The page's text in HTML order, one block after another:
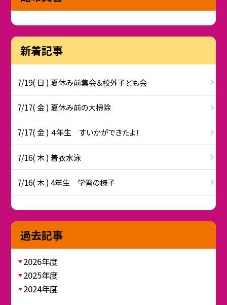
新着記事
7/19( 日 ) 夏休み前集会＆校外子ども会
7/17( 金 ) 夏休み前の大掃除
7/17( 金 ) ４年生 すいかができたよ！
7/16( 木 ) 着衣水泳
7/16( 木 ) 4年生 学習の様子
過去記事
2026年度
2025年度
2024年度